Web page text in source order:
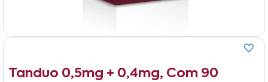
Tanduo 0,5mg + 0,4mg, Com 90